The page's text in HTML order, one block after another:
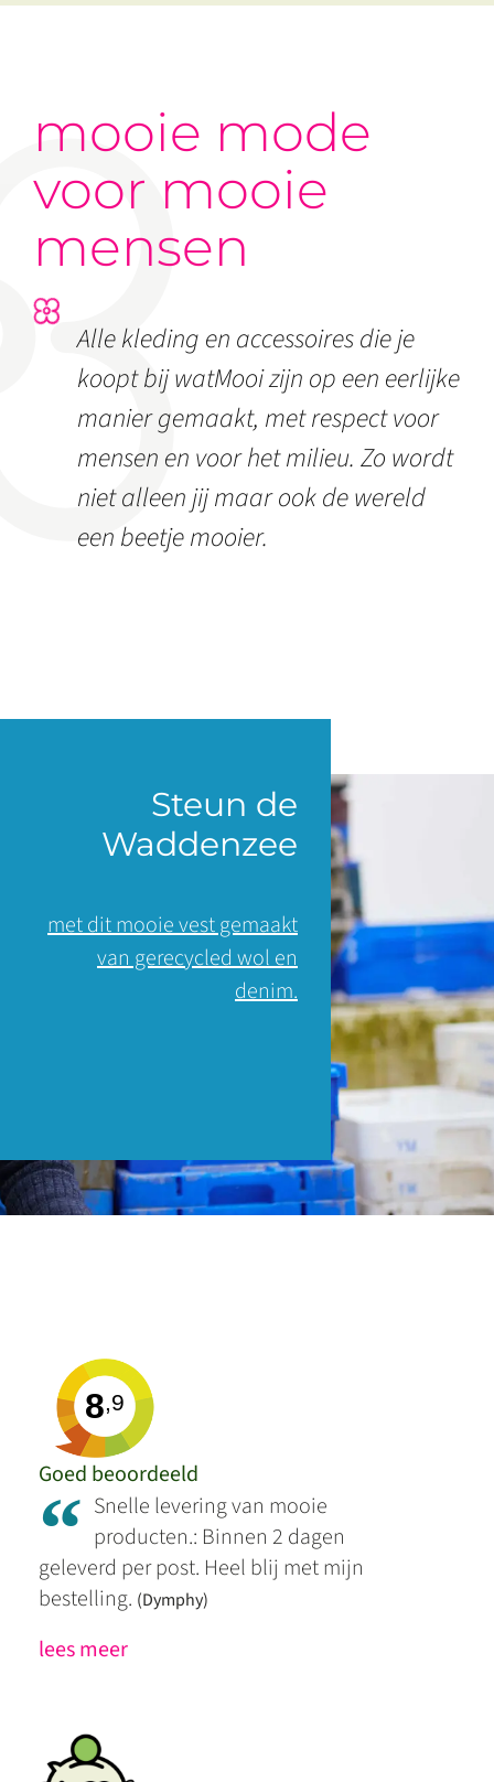
mooie mode
voor mooie
mensen
Alle kleding en accessoires die je
koopt bij watMooi zijn op een eerlijke
manier gemaakt, met respect voor
mensen en voor het milieu. Zo wordt
niet alleen jij maar ook de wereld
een beetje mooier.
Steun de
Waddenzee
met dit mooie vest gemaakt
van gerecycled wol en
denim.
8,9
Goed beoordeeld
“ Snelle levering van mooie
producten.: Binnen 2 dagen
geleverd per post. Heel blij met mijn
bestelling. (Dymphy)
lees meer